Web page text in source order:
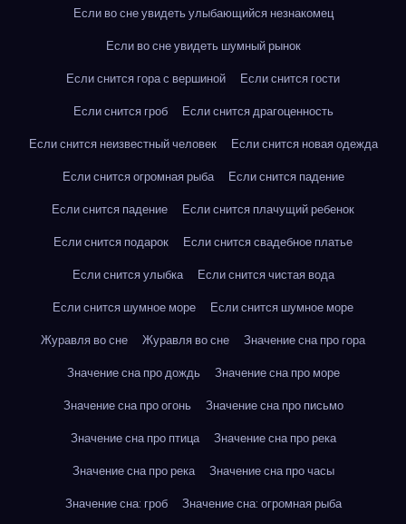
Если во сне увидеть улыбающийся незнакомец
Если во сне увидеть шумный рынок
Если снится гора с вершиной
Если снится гости
Если снится гроб
Если снится драгоценность
Если снится неизвестный человек
Если снится новая одежда
Если снится огромная рыба
Если снится падение
Если снится падение
Если снится плачущий ребенок
Если снится подарок
Если снится свадебное платье
Если снится улыбка
Если снится чистая вода
Если снится шумное море
Если снится шумное море
Журавля во сне
Журавля во сне
Значение сна про гора
Значение сна про дождь
Значение сна про море
Значение сна про огонь
Значение сна про письмо
Значение сна про птица
Значение сна про река
Значение сна про река
Значение сна про часы
Значение сна: гроб
Значение сна: огромная рыба